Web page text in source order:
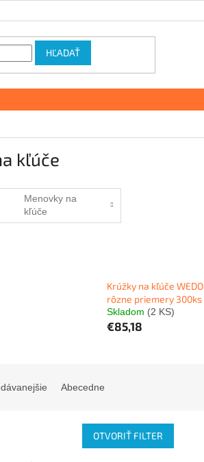
HĽADAŤ
kľúče
Menovky na
kľúče
Krúžky na kľúče WEDO
rôzne priemery 300ks
Skladom (2 KS)
€85,18
Abecedne
OTVORIŤ FILTER